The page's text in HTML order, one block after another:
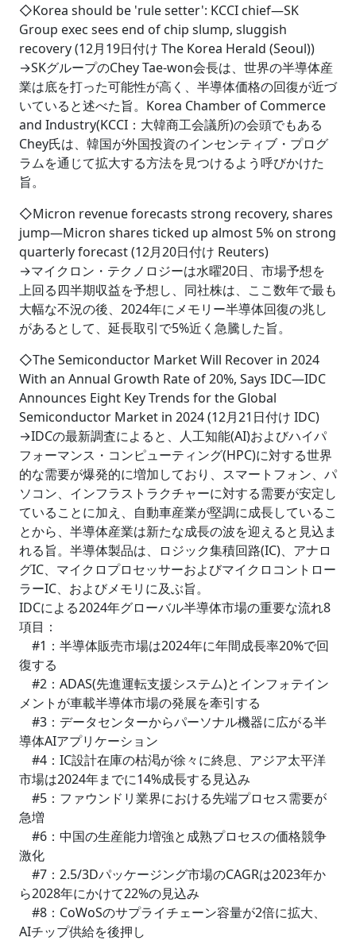
◇Korea should be 'rule setter': KCCI chief―SK
Group exec sees end of chip slump, sluggish
recovery (12月19日付け The Korea Herald (Seoul))
→SKグループのChey Tae-won会長は、世界の半導体産
業は底を打った可能性が高く、半導体価格の回復が近づ
いていると述べた旨。Korea Chamber of Commerce
and Industry(KCCI：大韓商工会議所)の会頭でもある
Chey氏は、韓国が外国投資のインセンティブ・プログ
ラムを通じて拡大する方法を見つけるよう呼びかけた
旨。
◇Micron revenue forecasts strong recovery, shares
jump―Micron shares ticked up almost 5% on strong
quarterly forecast (12月20日付け Reuters)
→マイクロン・テクノロジーは水曜20日、市場予想を
上回る四半期収益を予想し、同社株は、ここ数年で最も
大幅な不況の後、2024年にメモリー半導体回復の兆し
があるとして、延長取引で5%近く急騰した旨。
◇The Semiconductor Market Will Recover in 2024
With an Annual Growth Rate of 20%, Says IDC―IDC
Announces Eight Key Trends for the Global
Semiconductor Market in 2024 (12月21日付け IDC)
→IDCの最新調査によると、人工知能(AI)およびハイパ
フォーマンス・コンピューティング(HPC)に対する世界
的な需要が爆発的に増加しており、スマートフォン、パ
ソコン、インフラストラクチャーに対する需要が安定し
ていることに加え、自動車産業が堅調に成長しているこ
とから、半導体産業は新たな成長の波を迎えると見込ま
れる旨。半導体製品は、ロジック集積回路(IC)、アナロ
グIC、マイクロプロセッサーおよびマイクロコントロー
ラーIC、およびメモリに及ぶ旨。
IDCによる2024年グローバル半導体市場の重要な流れ8
項目：
#1：半導体販売市場は2024年に年間成長率20%で回
復する
#2：ADAS(先進運転支援システム)とインフォテイン
メントが車載半導体市場の発展を牽引する
#3：データセンターからパーソナル機器に広がる半
導体AIアプリケーション
#4：IC設計在庫の枯渇が徐々に終息、アジア太平洋
市場は2024年までに14%成長する見込み
#5：ファウンドリ業界における先端プロセス需要が
急増
#6：中国の生産能力増強と成熟プロセスの価格競争
激化
#7：2.5/3Dパッケージング市場のCAGRは2023年か
ら2028年にかけて22%の見込み
#8：CoWoSのサプライチェーン容量が2倍に拡大、
AIチップ供給を後押し